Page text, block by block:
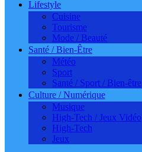
Lifestyle
Cuisine
Tourisme
Mode / Beauté
Santé / Bien-Être
Météo
Sport
Santé / Sport / Bien-être
Culture / Numérique
Musique
High-Tech / Jeux Vidéo
High-Tech
Jeux